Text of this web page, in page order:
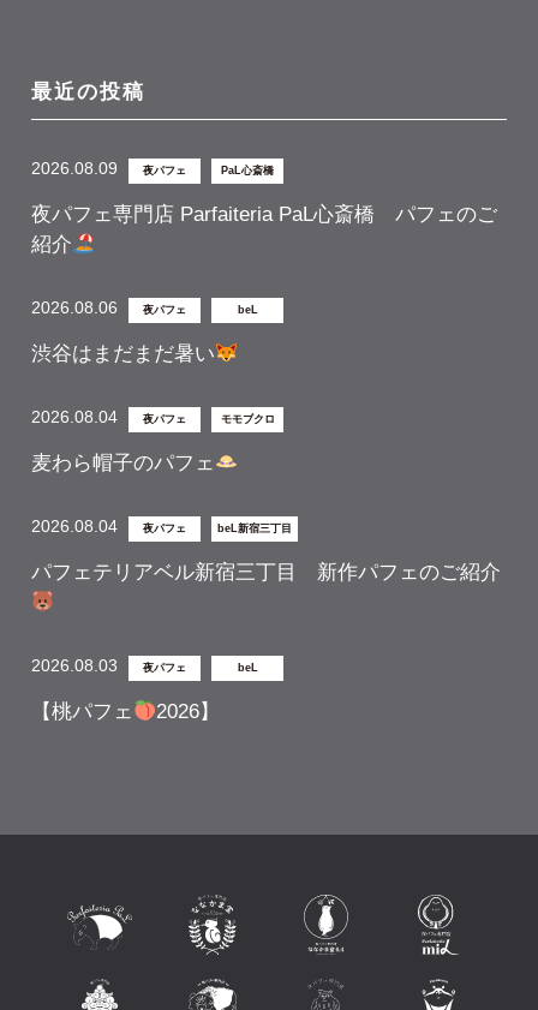
最近の投稿
2026.08.09 夜パフェ PaL心斎橋
夜パフェ専門店 Parfaiteria PaL心斎橋 パフェのご
紹介
2026.08.06 夜パフェ beL
渋谷はまだまだ暑い
2026.08.04 夜パフェ モモブクロ
麦わら帽子のパフェ
2026.08.04 夜パフェ beL新宿三丁目
パフェテリアベル新宿三丁目 新作パフェのご紹介
2026.08.03 夜パフェ beL
【桃パフェ 2026】